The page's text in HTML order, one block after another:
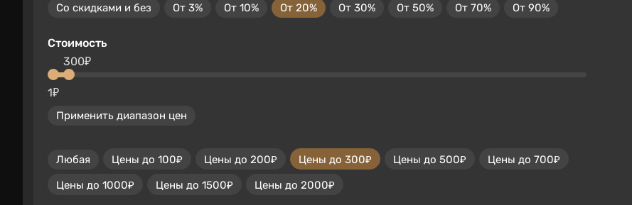
Со скидками и без От 3% От 10% От 20% От 30% От 50% От 70% От 90%
Стоимость
1₽
300₽
Применить диапазон цен
Любая Цены до 100₽ Цены до 200₽ Цены до 300₽ Цены до 500₽
Цены до 700₽
Цены до 1000₽
Цены до 1500₽ Цены до 2000₽